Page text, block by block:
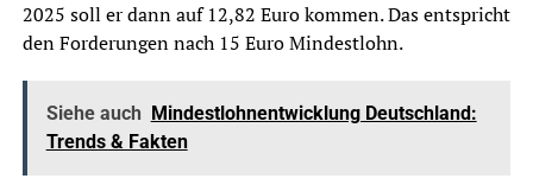
2025 soll er dann auf 12,82 Euro kommen. Das entspricht
den Forderungen nach 15 Euro Mindestlohn.
Siehe auch Mindestlohnentwicklung Deutschland:
Trends & Fakten